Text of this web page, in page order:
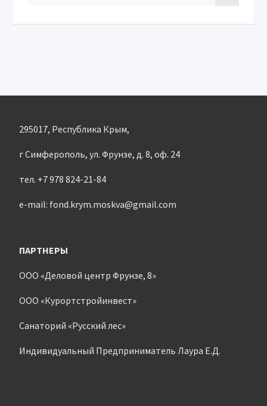
295017, Республика Крым,
г Симферополь, ул. Фрунзе, д. 8, оф. 24
тел. +7 978 824-21-84
e-mail: fond.krym.moskva@gmail.com
ПАРТНЕРЫ
ООО «Деловой центр Фрунзе, 8»
ООО «Курортстройинвест»
Санаторий «Русский лес»
Индивидуальный Предприниматель Лаура Е.Д.